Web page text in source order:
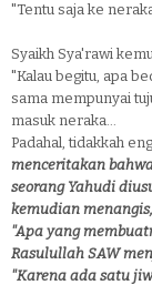
"Tentu saja ke
Syaikh Sya'rawi
"Kalau begitu, apa
sama mempunyai
masuk neraka...
Padahal, tidakkah
menceritakan
seorang Yahudi
kemudian
"Apa yang
Rasulullah SAW
"Karena ada satu